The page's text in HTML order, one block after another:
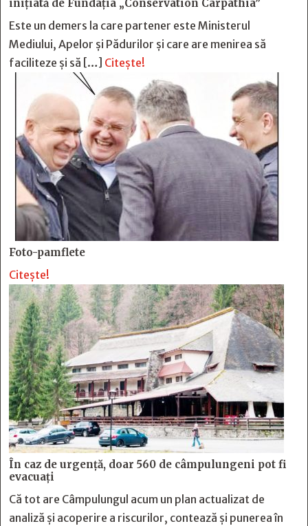
inițiată de Fundația „Conservation Carpathia”
Este un demers la care partener este Ministerul
Mediului, Apelor și Pădurilor și care are menirea să
faciliteze și să […] Citește!
Foto-pamflete
Citește!
În caz de urgență, doar 560 de câmpulungeni pot fi
evacuați
Că tot are Câmpulungul acum un plan actualizat de
analiză și acoperire a riscurilor, contează și punerea în